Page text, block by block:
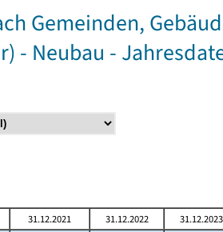
Gemeinden,
- Neubau -
31.12.2021 31.12.2022 31.12.2023